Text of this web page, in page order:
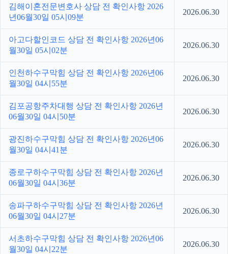
김해이혼전문변호사 상담 전 확인사항 2026
년06월30일 05시09분
2026.06.30
아고다할인코드 상담 전 확인사항 2026년06
월30일 05시02분
2026.06.30
인천하수구막힘 상담 전 확인사항 2026년06
월30일 04시55분
2026.06.30
김포공항주차대행 상담 전 확인사항 2026년
06월30일 04시50분
2026.06.30
광진하수구막힘 상담 전 확인사항 2026년06
월30일 04시41분
2026.06.30
종로구하수구막힘 상담 전 확인사항 2026년
06월30일 04시36분
2026.06.30
송파구하수구막힘 상담 전 확인사항 2026년
06월30일 04시27분
2026.06.30
서초하수구막힘 상담 전 확인사항 2026년06
월30일 04시22분
2026.06.30